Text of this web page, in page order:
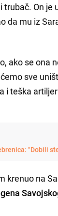
On je
da mu iz
ako se ona
sve
i teška
"Dobili
krenuo na